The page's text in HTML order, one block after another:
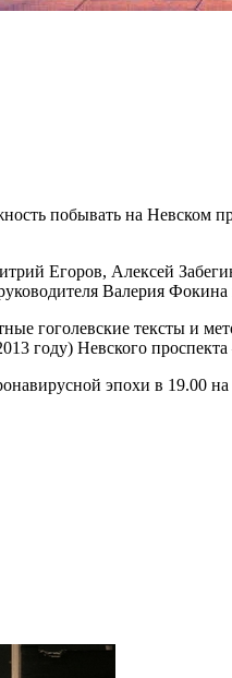
побывать на Невском
Егоров, Алексей
Валерия
гоголевские тексты и
году) Невского
эпохи в 19.00 на